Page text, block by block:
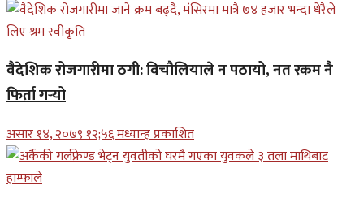
वैदेशिक रोजगारीमा ठगी: विचौलियाले न पठायो, नत रकम नै
फिर्ता गर्‍यो
असार १४, २०७९ १२;५६ मध्यान्ह प्रकाशित